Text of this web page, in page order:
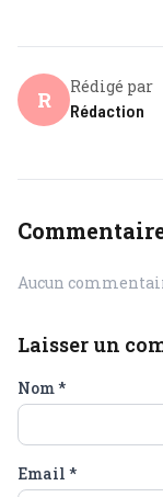
R
Rédigé par
Rédaction
Aucun
Laisser un
Nom*
Email *